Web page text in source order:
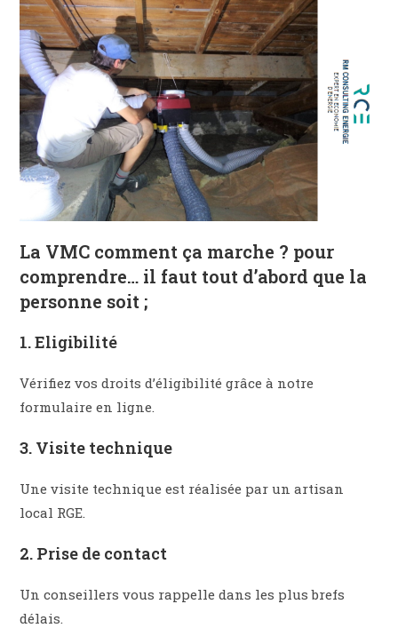
La VMC comment ça marche ? pour
comprendre… il faut tout d’abord que la
personne soit ;
1. Eligibilité
Vérifiez vos droits d’éligibilité grâce à notre
formulaire en ligne.​
3. Visite technique
Une visite technique est réalisée par un artisan
local RGE.
2. Prise de contact
Un conseillers vous rappelle dans les plus brefs
délais.